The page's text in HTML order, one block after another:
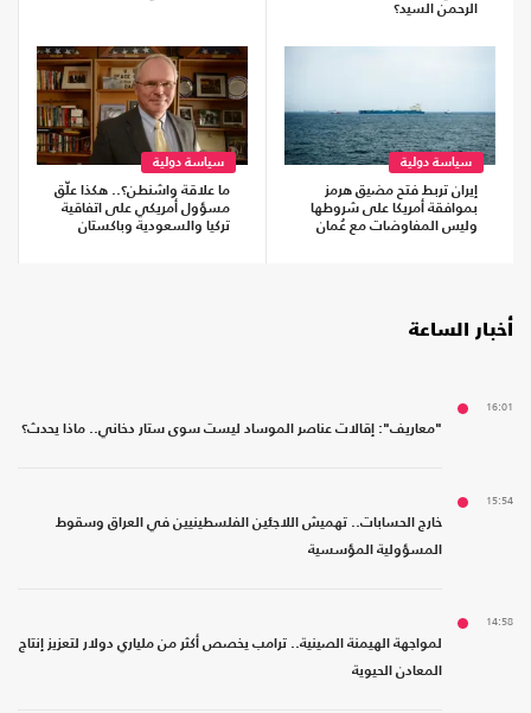
الرحمن السيد؟
سياسة دولية
إيران تربط فتح مضيق هرمز
بموافقة أمريكا على شروطها
وليس المفاوضات مع عُمان
سياسة دولية
ما علاقة واشنطن؟.. هكذا علّق
مسؤول أمريكي على اتفاقية
تركيا والسعودية وباكستان
أخبار الساعة
16:01
"معاريف": إقالات عناصر الموساد ليست سوى ستار دخاني.. ماذا يحدث؟
15:54
خارج الحسابات.. تهميش اللاجئين الفلسطينيين في العراق وسقوط
المسؤولية المؤسسية
14:58
لمواجهة الهيمنة الصينية.. ترامب يخصص أكثر من ملياري دولار لتعزيز إنتاج
المعادن الحيوية